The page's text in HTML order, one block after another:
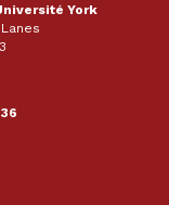
York